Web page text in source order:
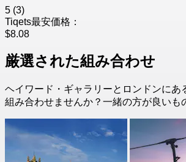
5 (3)
Tiqets最安価格：
$8.08
厳選された組み合わせ
ヘイワード・ギャラリーとロンドンにあ
組み合わせませんか？一緒の方が良いも